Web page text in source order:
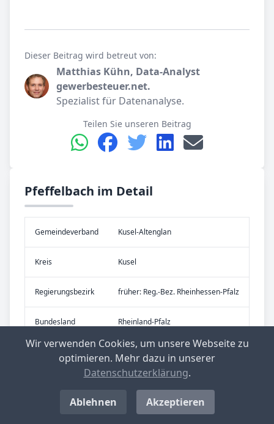
Dieser Beitrag wird betreut von:
Matthias Kühn, Data-Analyst
gewerbesteuer.net.
Spezialist für Datenanalyse.
Teilen Sie unseren Beitrag
Pfeffelbach im Detail
Gemeinde­verband Kusel-Altenglan
Kreis Kusel
Re­gier­ungs­bezirk früher: Reg.-Bez. Rheinhessen-Pfalz
Bundes­land Rheinland-Pfalz
Wir verwenden Cookies, um unsere Webseite zu
optimieren. Mehr dazu in unserer
Datenschutzerklärung.
Ablehnen Akzeptieren